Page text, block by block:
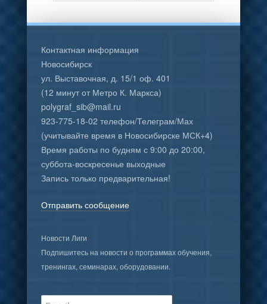
Контактная информация
Новосибирск
ул. Выставочная, д. 15/1 оф. 401
(12 минут от Метро К. Маркса)
polygraf_sib@mail.ru
923-775-18-02 телефон/Телеграм/Мах
(учитывайте время в Новосибирске МСК+4)
Время работы по будням с 9:00 до 20:00,
суббота-воскресенье выходные
Запись только предварительная!
Отправить сообщение
Новости Лиги
Подпишитесь на новости о программах обучения,
тренингах, семинарах, оборудовании.